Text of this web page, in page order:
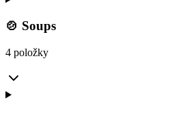
🍲 Soups
4 položky